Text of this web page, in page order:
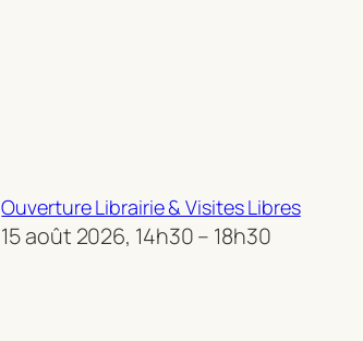
Ouverture Librairie & Visites Libres
15 août 2026, 14h30 – 18h30